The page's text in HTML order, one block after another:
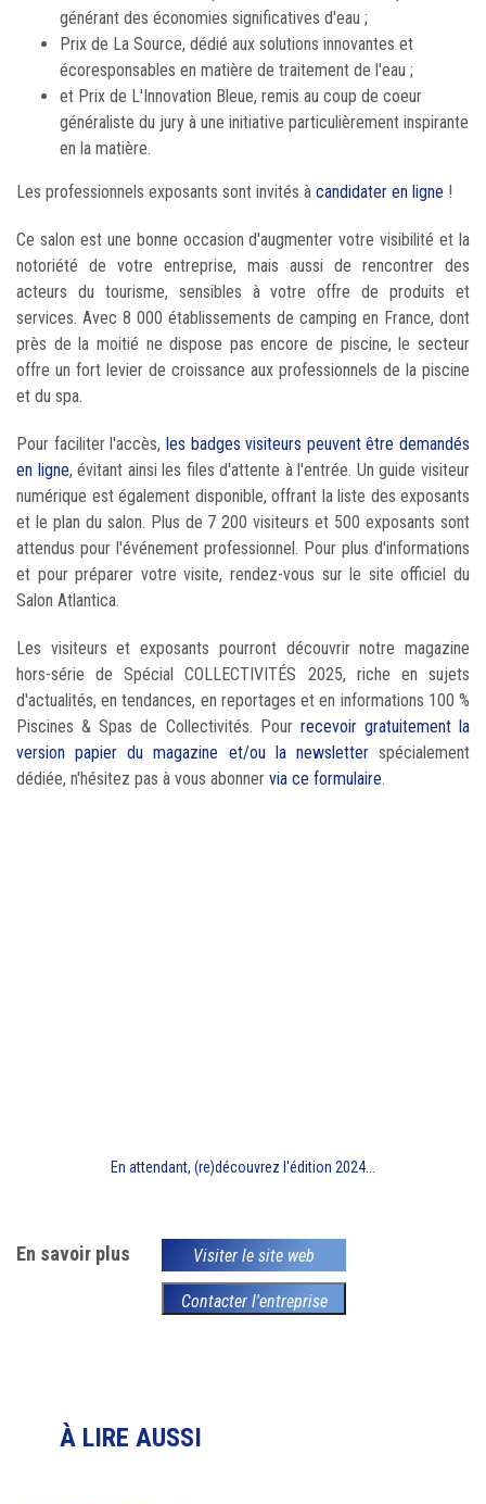
générant des économies significatives d'eau ;
Prix de La Source, dédié aux solutions innovantes et
écoresponsables en matière de traitement de l'eau ;
et Prix de L'Innovation Bleue, remis au coup de coeur
généraliste du jury à une initiative particulièrement inspirante
en la matière.
Les professionnels exposants sont invités à candidater en ligne !
Ce salon est une bonne occasion d'augmenter votre visibilité et la
notoriété de votre entreprise, mais aussi de rencontrer des
acteurs du tourisme, sensibles à votre offre de produits et
services. Avec 8 000 établissements de camping en France, dont
près de la moitié ne dispose pas encore de piscine, le secteur
offre un fort levier de croissance aux professionnels de la piscine
et du spa.
Pour faciliter l'accès, les badges visiteurs peuvent être demandés
en ligne, évitant ainsi les files d'attente à l'entrée. Un guide visiteur
numérique est également disponible, offrant la liste des exposants
et le plan du salon. Plus de 7 200 visiteurs et 500 exposants sont
attendus pour l'événement professionnel. Pour plus d'informations
et pour préparer votre visite, rendez-vous sur le site officiel du
Salon Atlantica.
Les visiteurs et exposants pourront découvrir notre magazine
hors-série de Spécial COLLECTIVITÉS 2025, riche en sujets
d'actualités, en tendances, en reportages et en informations 100 %
Piscines & Spas de Collectivités. Pour recevoir gratuitement la
version papier du magazine et/ou la newsletterspécialement
dédiée, n'hésitez pas à vous abonner via ce formulaire.
En attendant, (re)découvrez l'édition 2024...
En savoir plus Visiter le site web
Contacter l'entreprise
À LIRE AUSSI